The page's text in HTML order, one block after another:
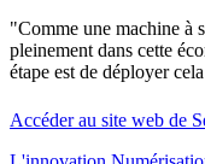
"Comme une machine à
pleinement dans cette
étape est de déployer
Accéder au site web de